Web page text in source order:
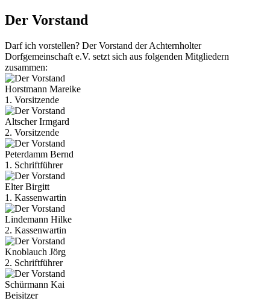
Der Vorstand
Darf ich vorstellen? Der Vorstand der Achternholter
Dorfgemeinschaft e.V. setzt sich aus folgenden Mitgliedern
zusammen:
Horstmann Mareike
1. Vorsitzende
Altscher Irmgard
2. Vorsitzende
Peterdamm Bernd
1. Schriftführer
Elter Birgitt
1. Kassenwartin
Lindemann Hilke
2. Kassenwartin
Knoblauch Jörg
2. Schriftführer
Schürmann Kai
Beisitzer